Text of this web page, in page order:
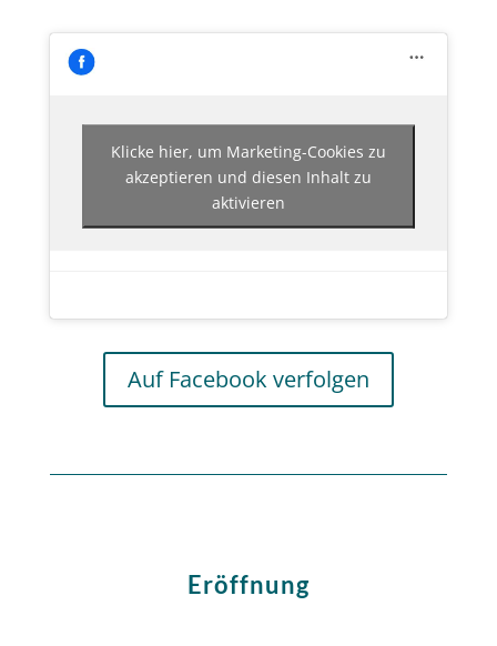
Klicke hier, um Marketing-Cookies zu
akzeptieren und diesen Inhalt zu
aktivieren
Auf Facebook verfolgen
Eröffnung